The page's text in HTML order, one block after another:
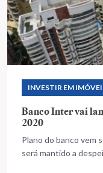
INVESTIR EM
Banco Inter vai
2020
Plano do banco vem
será mantido a